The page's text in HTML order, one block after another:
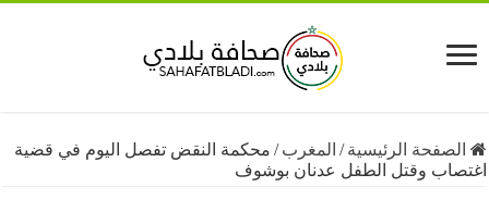
الرئيسية /المغرب/محكمة النقض تفصل اليوم في قضية
وقتل الطفل عدنان بوشوف